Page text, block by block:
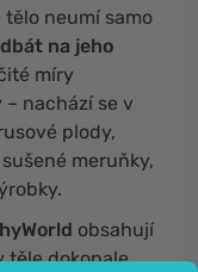
tělo neumí samo
dbát na jeho
míry
nachází se v
plody,
meruňky,
obsahují
těle dokonale